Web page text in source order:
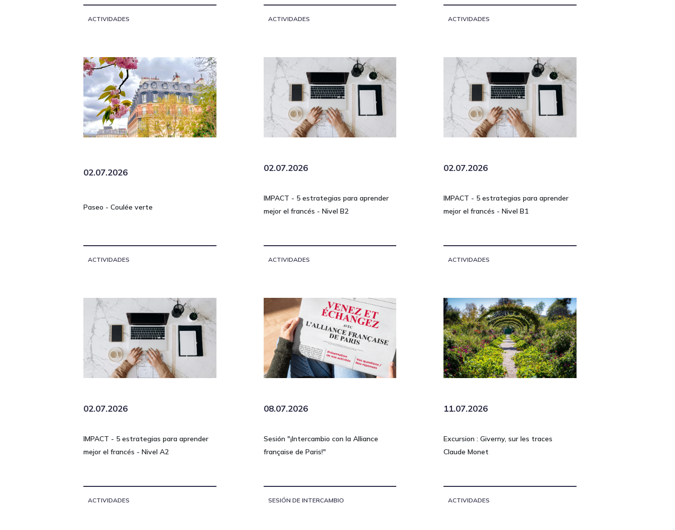
ACTIVIDADES ACTIVIDADES ACTIVIDADES
02.07.2026
Paseo - Coulée verte
ACTIVIDADES
02.07.2026
IMPACT - 5 estrategias para aprender
mejor el francés - Nivel B2
ACTIVIDADES
02.07.2026
IMPACT - 5 estrategias para aprender
mejor el francés - Nivel B1
ACTIVIDADES
02.07.2026
IMPACT - 5 estrategias para aprender
mejor el francés - Nivel A2
ACTIVIDADES
08.07.2026
Sesión "¡Intercambio con la Alliance
française de Paris!"
SESIÓN DE INTERCAMBIO
11.07.2026
Excursion : Giverny, sur les traces
Claude Monet
ACTIVIDADES